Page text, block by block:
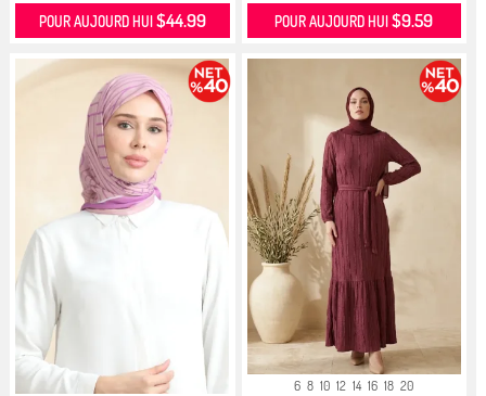
POUR AUJOURD HUI $44.99 POUR AUJOURD HUI$9.59
6 8 10 12 14 16 18 20